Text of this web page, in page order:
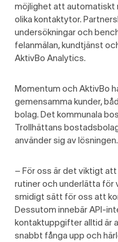
möjlighet att automatiskt
olika kontaktytor.
undersökningar och
felanmälan, kundtjänst
AktivBo Analytics.
Momentum och AktivBo
gemensamma kunder,
bolag. Det kommunala
Trollhättans
använder sig av lösningen.
– För oss är det viktigt
rutiner och underlätta för
smidigt sätt för oss att
Dessutom innebär API-
kontaktuppgifter alltid är
snabbt fånga upp och